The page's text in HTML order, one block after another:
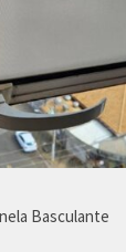
Basculante